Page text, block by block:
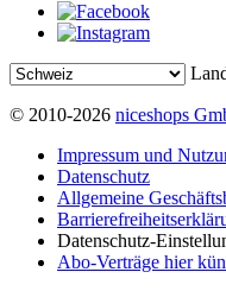
© 2010-2026 niceshops
Impressum und
Datenschutz
Allgemeine
Datenschutz-
Abo-Verträge hier